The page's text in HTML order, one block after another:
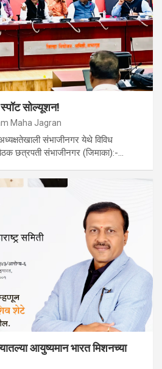
सोल्यूशन!
Maha Jagran
संभाजीनगर येथे विविध
छत्रपती संभाजीनगर (जिमाका):-…
आयुष्यमान भारत मिशनच्या